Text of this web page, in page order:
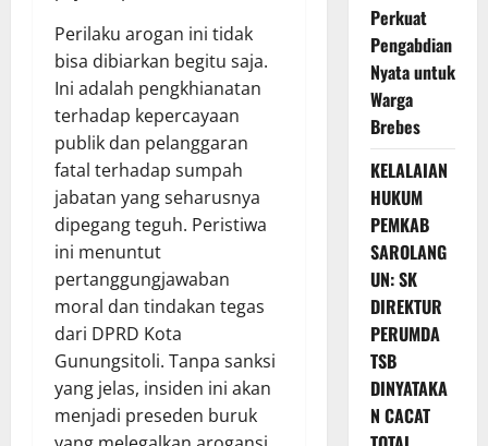
Perilaku arogan ini tidak
bisa dibiarkan begitu saja.
Ini adalah pengkhianatan
terhadap kepercayaan
publik dan pelanggaran
fatal terhadap sumpah
jabatan yang seharusnya
dipegang teguh. Peristiwa
ini menuntut
pertanggungjawaban
moral dan tindakan tegas
dari DPRD Kota
Gunungsitoli. Tanpa sanksi
yang jelas, insiden ini akan
menjadi preseden buruk
Perkuat
Pengabdian
Nyata untuk
Warga
Brebes
KELALAIAN
HUKUM
PEMKAB
SAROLANG
UN: SK
DIREKTUR
PERUMDA
TSB
DINYATAKA
N CACAT